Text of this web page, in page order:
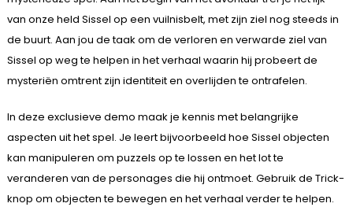
van onze held Sissel op een vuilnisbelt, met zijn ziel nog steeds in
de buurt. Aan jou de taak om de verloren en verwarde ziel van
Sissel op weg te helpen in het verhaal waarin hij probeert de
mysteriën omtrent zijn identiteit en overlijden te ontrafelen.
In deze exclusieve demo maak je kennis met belangrijke
aspecten uit het spel. Je leert bijvoorbeeld hoe Sissel objecten
kan manipuleren om puzzels op te lossen en het lot te
veranderen van de personages die hij ontmoet. Gebruik de Trick-
knop om objecten te bewegen en het verhaal verder te helpen.